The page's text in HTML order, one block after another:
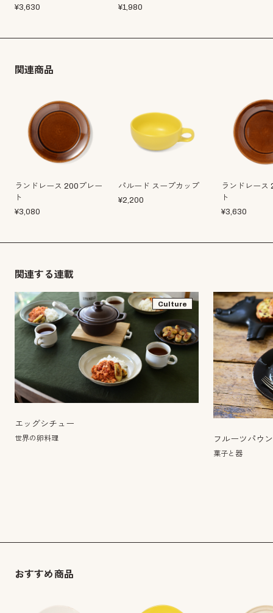
¥3,630 ¥1,980
関連商品
ランドレース 200プレー
ト
¥3,080
パルード スープカップ
¥2,200
ランドレース
ト
¥3,630
関連する連載
Culture
エッグシチュー
世界の卵料理 フルーツパウ
菓子と器
おすすめ商品